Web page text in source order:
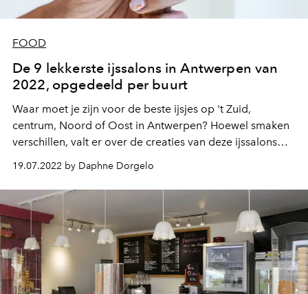
FOOD
De 9 lekkerste ijssalons in Antwerpen van
2022, opgedeeld per buurt
Waar moet je zijn voor de beste ijsjes op 't Zuid,
centrum, Noord of Oost in Antwerpen? Hoewel smaken
verschillen, valt er over de creaties van deze ijssalons
19.07.2022 by Daphne Dorgelo